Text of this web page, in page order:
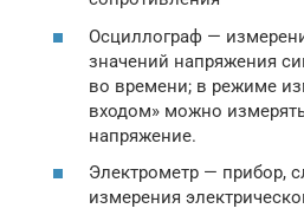
Осциллограф —
значений напряжения
во времени; в режиме
входом» можно
напряжение.
Электрометр — прибор,
измерения